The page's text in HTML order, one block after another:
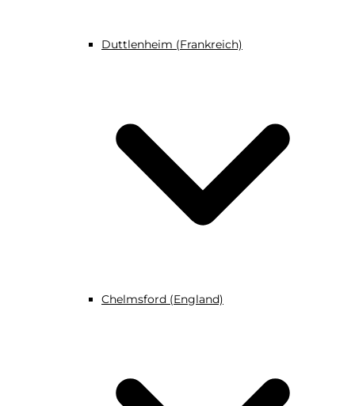
Duttlenheim (Frankreich)
Chelmsford (England)